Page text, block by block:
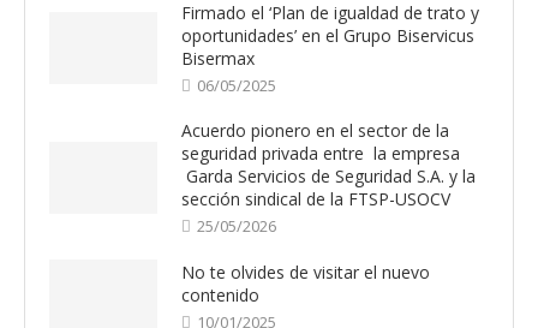
Firmado el ‘Plan de igualdad de trato y
oportunidades’ en el Grupo Biservicus
Bisermax
06/05/2025
Acuerdo pionero en el sector de la
seguridad privada entre la empresa
Garda Servicios de Seguridad S.A. y la
sección sindical de la FTSP-USOCV
25/05/2026
No te olvides de visitar el nuevo
contenido
10/01/2025